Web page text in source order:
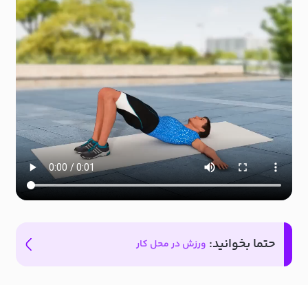
حتما بخوانید: ورزش در محل کار